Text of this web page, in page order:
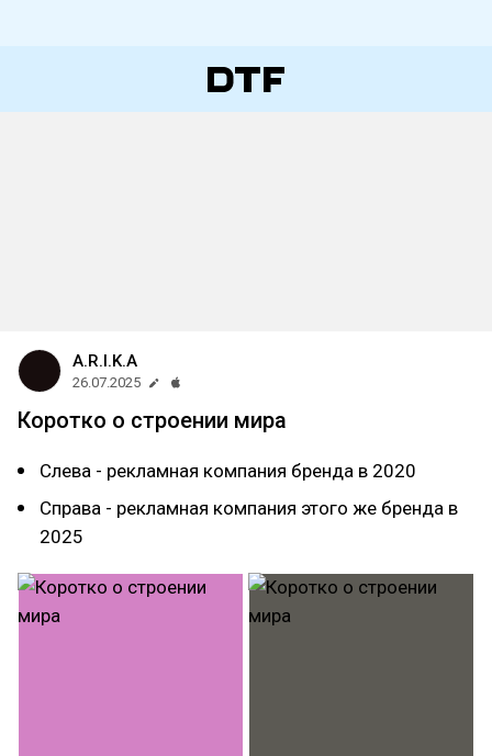
A.R.I.K.A
26.07.2025
Коротко о строении мира
Слева - рекламная компания бренда в 2020
Справа - рекламная компания этого же бренда в
2025